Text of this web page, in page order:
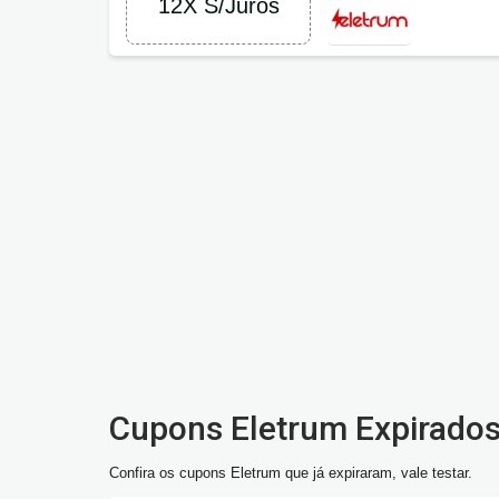
12X S/Juros
Cupons Eletrum
Confira os cupons Eletrum que já expiraram, vale testar.